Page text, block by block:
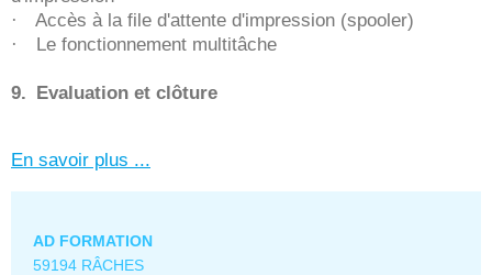
·
Accès à la file d'attente d'impression (spooler)
·
Le fonctionnement multitâche
9. Evaluation et clôture
En savoir plus ...
AD FORMATION
59194 RÂCHES